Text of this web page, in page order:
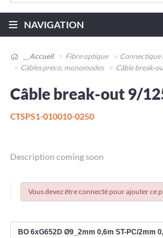
NAVIGATION
__Accueil Fibre optique
Connectique
Câbles préco. monomodes
Câble break-
Câble break-out 9/
CTSPS1-010010-0250
Description coming soon
Vous devez être connecté pour ajouter ce